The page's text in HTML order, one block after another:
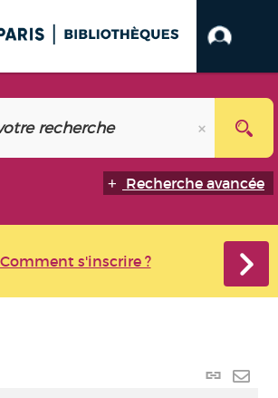
Recherche avancée
Comment s'inscrire ?
Lien